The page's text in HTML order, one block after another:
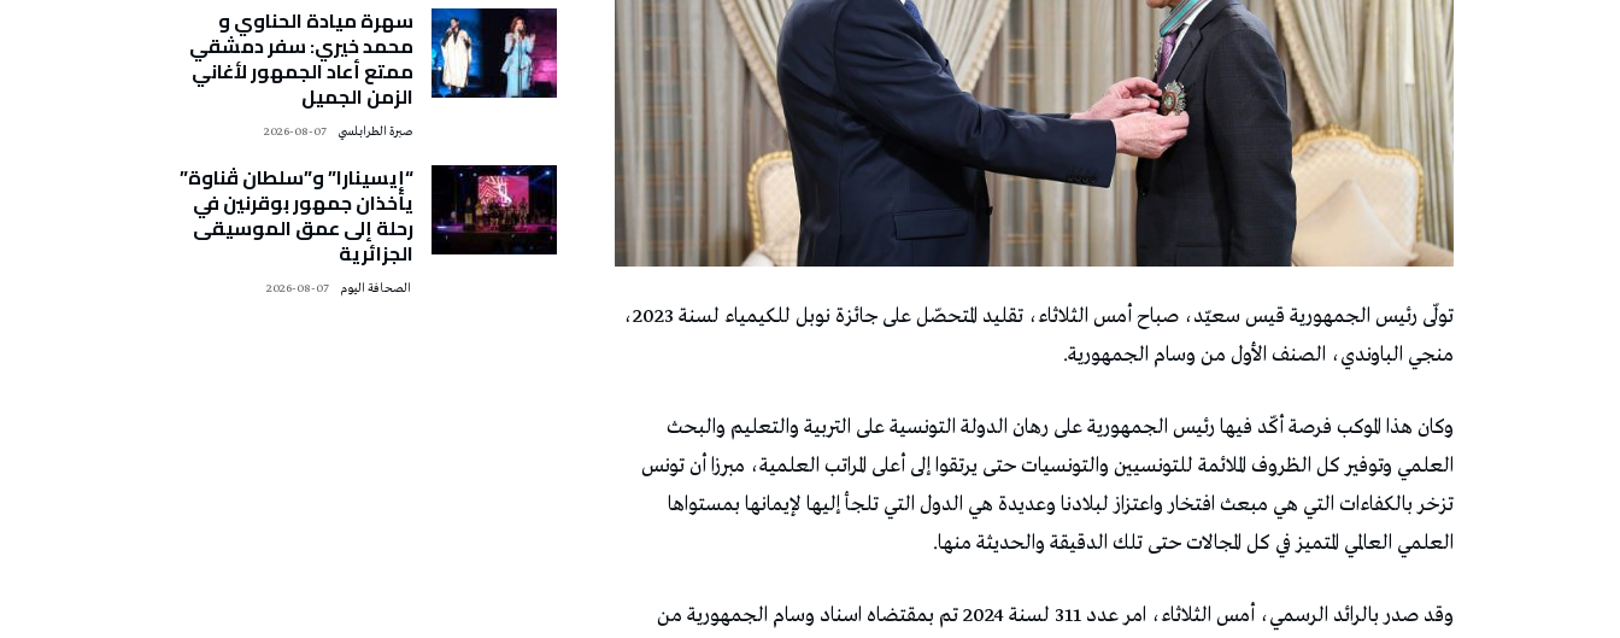
تولّى رئيس الجمهورية قيس سعيّد، صباح أمس الثلاثاء، تقليد المتحصّل على جائزة نوبل للكيمياء لسنة 2023،
منجي الباوندي، الصنف الأول من وسام الجمهورية.
وكان هذا الموكب فرصة أكّد فيها رئيس الجمهورية على رهان الدولة التونسية على التربية والتعليم والبحث
العلمي وتوفير كل الظروف الملائمة للتونسيين والتونسيات حتى يرتقوا إلى أعلى المراتب العلمية، مبرزا أن تونس
تزخر بالكفاءات التي هي مبعث افتخار واعتزاز لبلادنا وعديدة هي الدول التي تلجأ إليها لإيمانها بمستواها
العلمي العالمي المتميز في كل المجالات حتى تلك الدقيقة والحديثة منها.
وقد صدر بالرائد الرسمي، أمس الثلاثاء، امر عدد 311 لسنة 2024 تم بمقتضاه اسناد وسام الجمهورية من
سهرة ميادة الحناوي و
محمد خيري: سفر دمشقي
ممتع أعاد الجمهور لأغاني
الزمن الجميل
صبرة الطرابلسي 2026-08-07
“إيسينارا” و”سلطان ڤناوة”
يأخذان جمهور بوقرنين في
رحلة إلى عمق الموسيقى
الجزائرية
2026-08-07